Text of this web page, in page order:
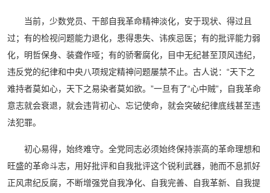
当前，少数党员、干部自我革命精神淡化，安于现状、得过且
过；有的检视问题能力退化，患得患失、讳疾忌医；有的批评能力弱
化，明哲保身、装聋作哑；有的骄奢腐化，目中无纪甚至顶风违纪，
违反党的纪律和中央八项规定精神问题屡禁不止。古人说：“天下之
难持者莫如心，天下之易染者莫如欲。”一旦有了“心中贼”，自我革命
意志就会衰退，就会违背初心、忘记使命，就会突破纪律底线甚至违
法犯罪。
初心易得，始终难守。全党同志必须始终保持崇高的革命理想和
旺盛的革命斗志，用好批评和自我批评这个锐利武器，驰而不息抓好
正风肃纪反腐，不断增强党自我净化、自我完善、自我革新、自我提